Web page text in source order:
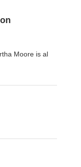
Moore is al